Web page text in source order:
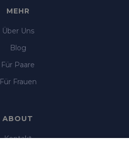
MEHR
Über Uns
Blog
Für Paare
Für Frauen
ABOUT
Kontakt